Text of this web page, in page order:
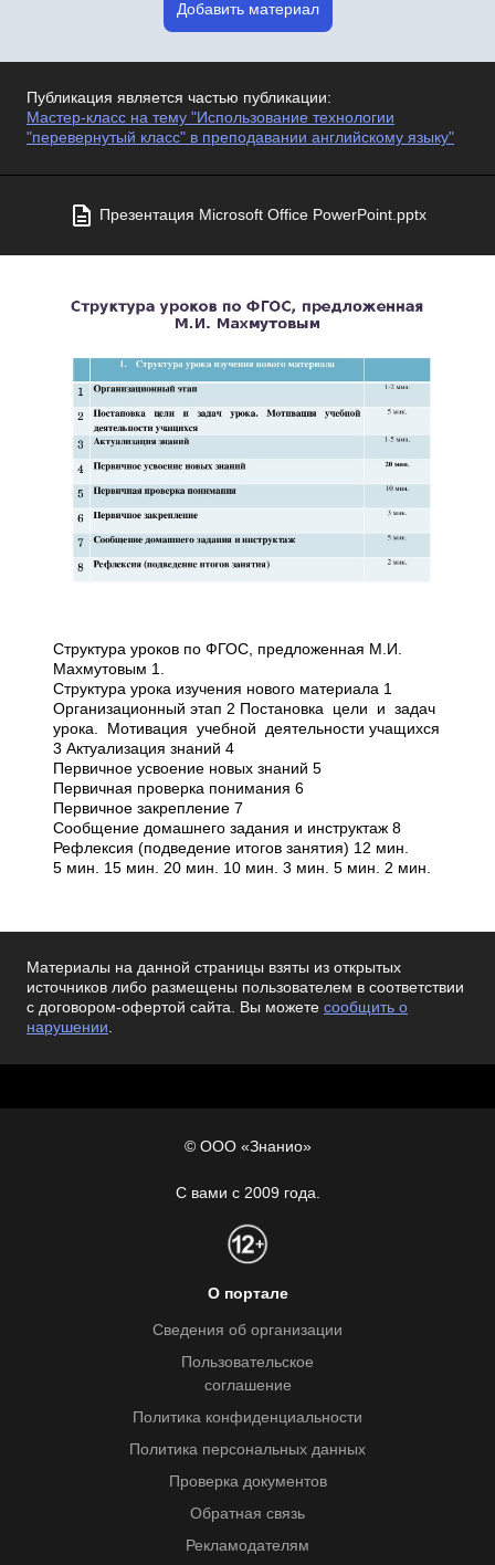
Добавить материал
Публикация является частью публикации:
Мастер-класс на тему "Использование технологии
"перевернутый класс" в преподавании английскому языку"
Презентация Microsoft Office PowerPoint.pptx
Структура уроков по ФГОС, предложенная М.И.
Махмутовым 1.
Структура урока изучения нового материала 1
Организационный этап 2 Постановка цели и задач
урока. Мотивация учебной деятельности учащихся
3 Актуализация знаний 4
Первичное усвоение новых знаний 5
Первичная проверка понимания 6
Первичное закрепление 7
Сообщение домашнего задания и инструктаж 8
Рефлексия (подведение итогов занятия) 1­2 мин.
5 мин. 1­5 мин. 20 мин. 10 мин. 3 мин. 5 мин. 2 мин.
Материалы на данной страницы взяты из открытых
источников либо размещены пользователем в соответствии
с договором-офертой сайта. Вы можете сообщить о
нарушении.
© ООО «Знанио»
С вами с 2009 года.
О портале
Сведения об организации
Пользовательское
соглашение
Политика конфиденциальности
Политика персональных данных
Проверка документов
Обратная связь
Рекламодателям